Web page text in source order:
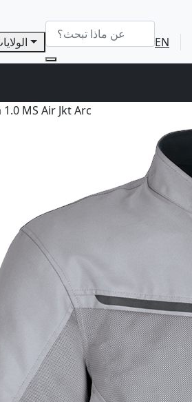
EN
MS Air Jkt Arc